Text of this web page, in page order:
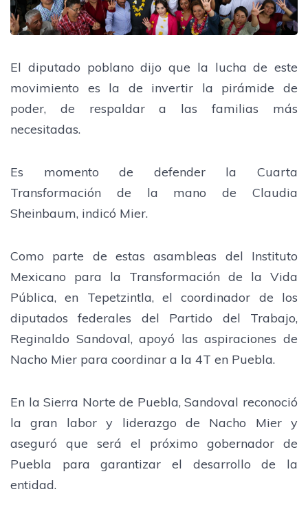
El diputado poblano dijo que la lucha de este
movimiento es la de invertir la pirámide de
poder, de respaldar a las familias más
necesitadas.
Es momento de defender la Cuarta
Transformación de la mano de Claudia
Sheinbaum, indicó Mier.
Como parte de estas asambleas del Instituto
Mexicano para la Transformación de la Vida
Pública, en Tepetzintla, el coordinador de los
diputados federales del Partido del Trabajo,
Reginaldo Sandoval, apoyó las aspiraciones de
Nacho Mier para coordinar a la 4T en Puebla.
En la Sierra Norte de Puebla, Sandoval reconoció
la gran labor y liderazgo de Nacho Mier y
aseguró que será el próximo gobernador de
Puebla para garantizar el desarrollo de la
entidad.